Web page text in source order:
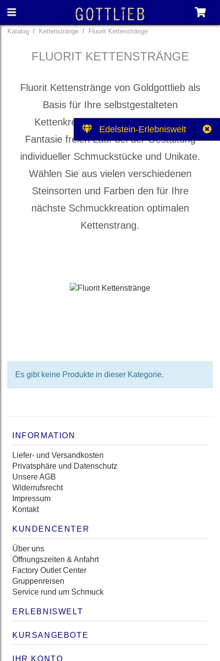
Edelstein-Erlebniswelt
Katalog Kettenstränge Fluorit Kettenstränge
FLUORIT KETTENSTRÄNGE
Fluorit Kettenstränge von Goldgottlieb als
Basis für Ihre selbstgestalteten
Kettenkreationen. Lassen Sie Ihrer
Fantasie freien Lauf bei der Gestaltung
individueller Schmuckstücke und Unikate.
Wählen Sie aus vielen verschiedenen
Steinsorten und Farben den für Ihre
nächste Schmuckkreation optimalen
Kettenstrang.
Es gibt keine Produkte in dieser Kategorie.
INFORMATION
Liefer- und Versandkosten
Privatsphäre und Datenschutz
Unsere AGB
Widerrufsrecht
Impressum
Kontakt
KUNDENCENTER
Über uns
Öffnungszeiten & Anfahrt
Factory Outlet Center
Gruppenreisen
Service rund um Schmuck
ERLEBNISWELT
KURSANGEBOTE
IHR KONTO